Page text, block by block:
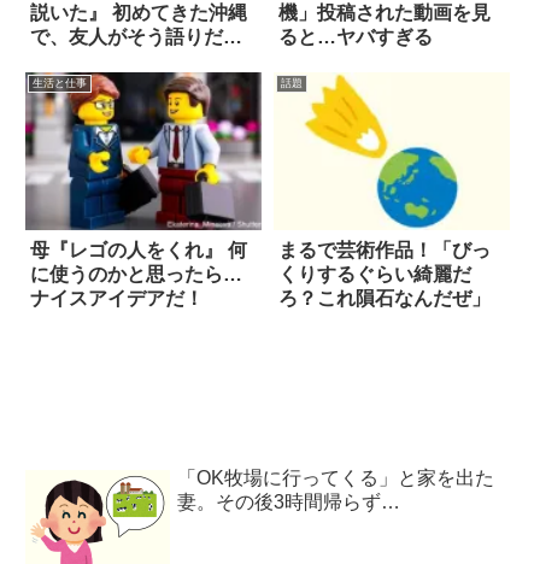
説いた』 初めてきた沖縄
で、友人がそう語りだし
機」投稿された動画を見
ると…ヤバすぎる
生活と仕事
母『レゴの人をくれ』 何
に使うのかと思ったら…
ナイスアイデアだ！
話題
まるで芸術作品！「びっ
くりするぐらい綺麗だ
ろ？これ隕石なんだぜ」
「OK牧場に行ってくる」と家を出た
妻。その後3時間帰らず…